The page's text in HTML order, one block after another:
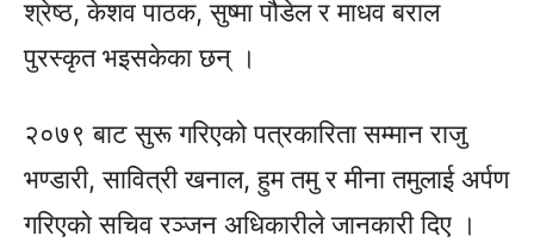
श्रेष्ठ, केशव पाठक, सुष्मा पौडेल र माधव बराल
पुरस्कृत भइसकेका छन् ।
२०७९ बाट सुरू गरिएको पत्रकारिता सम्मान राजु
भण्डारी, सावित्री खनाल, हुम तमु र मीना तमुलाई अर्पण
गरिएको सचिव रञ्जन अधिकारीले जानकारी दिए ।